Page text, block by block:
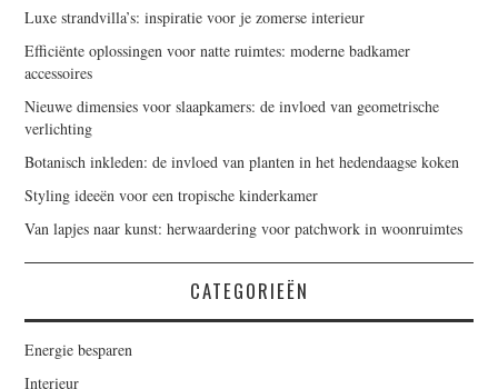
Luxe strandvilla’s: inspiratie voor je zomerse interieur
Efficiënte oplossingen voor natte ruimtes: moderne badkamer
accessoires
Nieuwe dimensies voor slaapkamers: de invloed van geometrische
verlichting
Botanisch inkleden: de invloed van planten in het hedendaagse koken
Styling ideeën voor een tropische kinderkamer
Van lapjes naar kunst: herwaardering voor patchwork in woonruimtes
CATEGORIEËN
Energie besparen
Interieur